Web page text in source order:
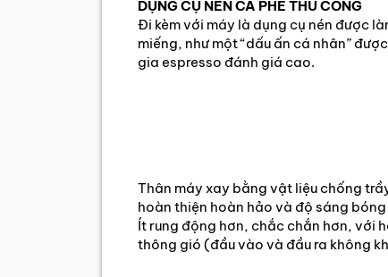
DỤNG CỤ NÉN CÀ PHÊ THỦ CÔNG
Đi kèm với máy là dụng cụ nén được
miếng, như một “dấu ấn cá nhân”
gia espresso đánh giá cao.
Thân máy xay bằng vật liệu chống
hoàn thiện hoàn hảo và độ sáng
Ít rung động hơn, chắc chắn hơn, với
thông gió (đầu vào và đầu ra không